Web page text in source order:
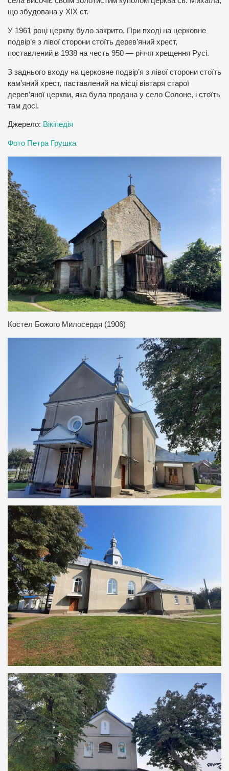
що збудована у XIX ст.
У 1961 році церкву було закрито. При вході на церковне
подвір’я з лівої сторони стоїть дерев’яний хрест,
поставлений в 1938 на честь 950 — річчя хрещення Русі.
З заднього входу на церковне подвір’я з лівої сторони стоїть
кам’яний хрест, паставлений на місці вівтаря старої
дерев’яної церкви, яка була продана у село Солоне, і стоїть
там досі.
Джерело: Вікіпедія
Фото Петра Грушка
Костел Божого Милосердя (1906)